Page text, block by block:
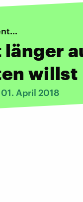
willst
April 2018